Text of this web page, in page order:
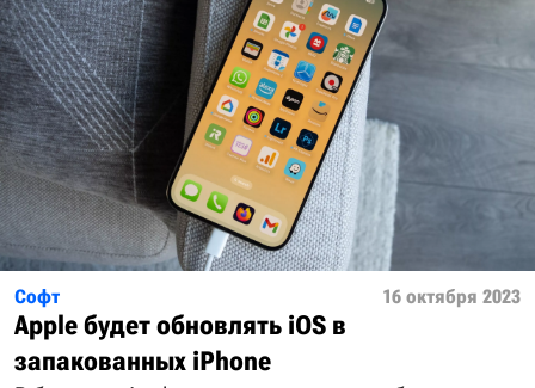
Софт 16 октября 2023
Apple будет обновлять iOS в
запакованных iPhone